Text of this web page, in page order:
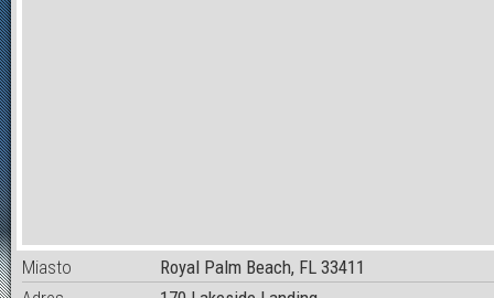
Miasto
Royal Palm Beach, FL 33411